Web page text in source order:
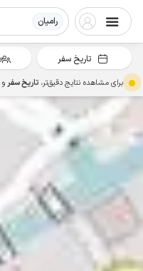
رامیان
تاریخ سفر
برای مشاهده نتایج دقیق‌تر، تاریخ سفرو